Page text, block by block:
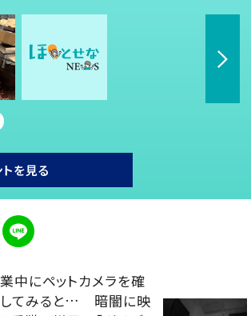
を見る
中にペットカメラを確
てみると… 暗闇に映